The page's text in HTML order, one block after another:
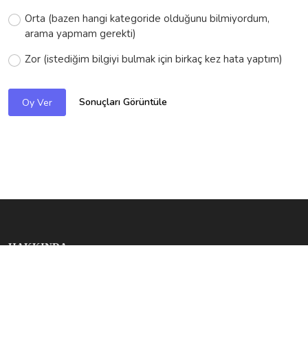
Orta (bazen hangi kategoride olduğunu bilmiyordum,
arama yapmam gerekti)
Zor (istediğim bilgiyi bulmak için birkaç kez hata yaptım)
Oy Ver Sonuçları Görüntüle
HAKKINDA